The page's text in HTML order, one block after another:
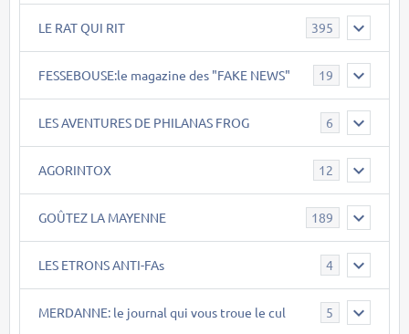
LE RAT QUI RIT 395
FESSEBOUSE:le magazine des "FAKE NEWS" 19
LES AVENTURES DE PHILANAS FROG 6
AGORINTOX 12
GOÛTEZ LA MAYENNE 189
LES ETRONS ANTI-FAs 4
MERDANNE: le journal qui vous troue le cul 5